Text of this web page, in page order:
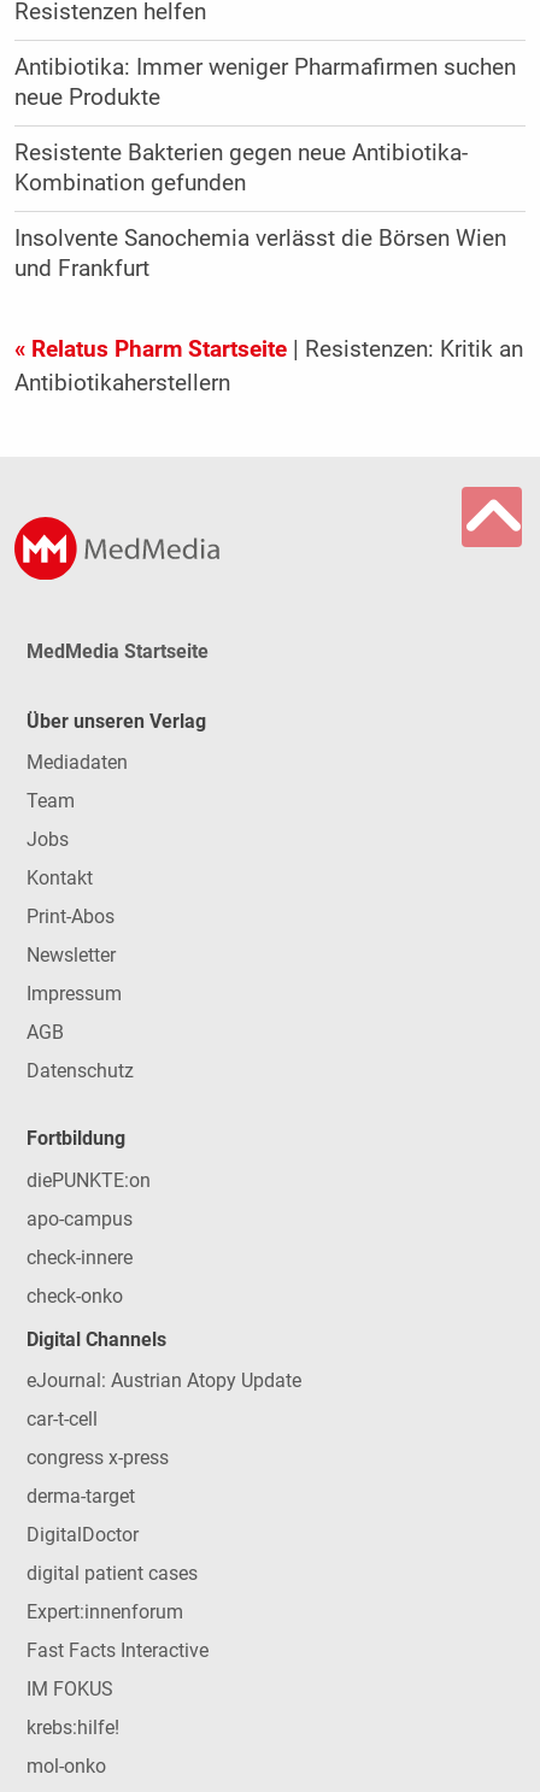
Resistenzen helfen
Antibiotika: Immer weniger Pharmafirmen suchen
neue Produkte
Resistente Bakterien gegen neue Antibiotika-
Kombination gefunden
Insolvente Sanochemia verlässt die Börsen Wien
und Frankfurt
« Relatus Pharm Startseite| Resistenzen: Kritik an
Antibiotikaherstellern
MedMedia Startseite
Über unseren Verlag
Mediadaten
Team
Jobs
Kontakt
Print-Abos
Newsletter
Impressum
AGB
Datenschutz
Fortbildung
diePUNKTE:on
apo-campus
check-innere
check-onko
Digital Channels
eJournal: Austrian Atopy Update
car-t-cell
congress x-press
derma-target
DigitalDoctor
digital patient cases
Expert:innenforum
Fast Facts Interactive
IM FOKUS
krebs:hilfe!
mol-onko